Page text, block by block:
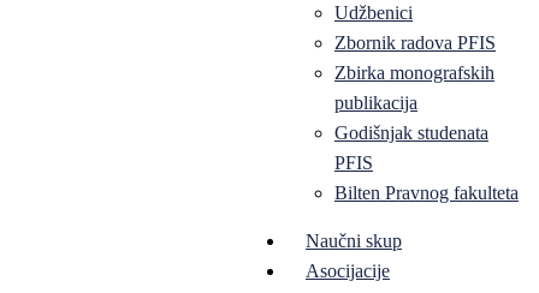
Udžbenici
Zbornik radova PFIS
Zbirka monografskih
publikacija
Godišnjak studenata
PFIS
Bilten Pravnog fakulteta
Naučni skup
Asocijacije